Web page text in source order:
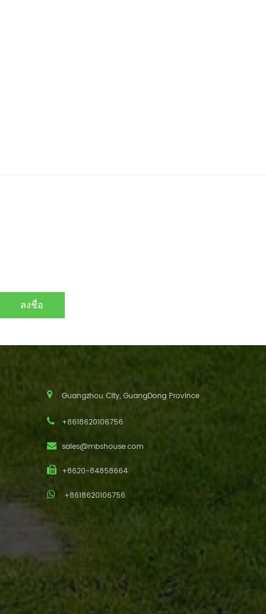
Guangzhou City, GuangDong Province
+8618620106756
sales@mbshouse.com
+8620-84858664
+8618620106756